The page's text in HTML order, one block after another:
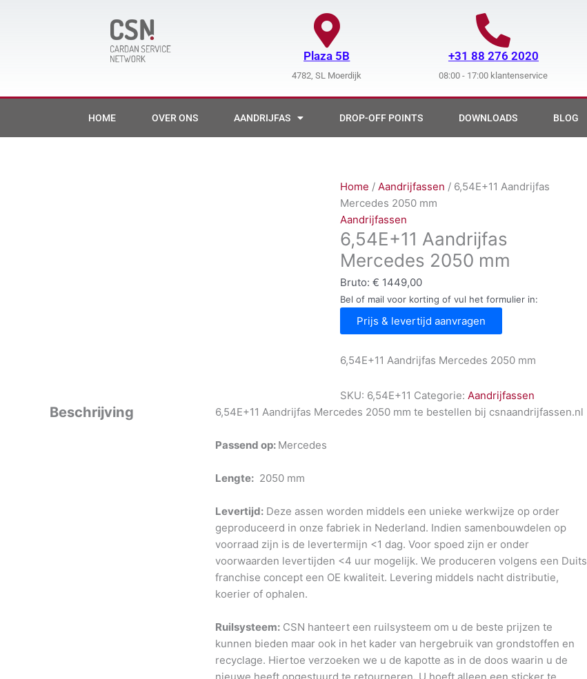
Plaza 5B
4782, SL Moerdijk
+31 88 276 2020
08:00 - 17:00 klantenservice
HOME OVER ONS AANDRIJFAS DROP-OFF POINTS DOWNLOADS BLOG
Home / Aandrijfassen / 6,54E+11 Aandrijfas
Mercedes 2050 mm
Aandrijfassen
6,54E+11 Aandrijfas
Mercedes 2050 mm
Bruto: € 1449,00
Bel of mail voor korting of vul het formulier in:
Prijs & levertijd aanvragen
6,54E+11 Aandrijfas Mercedes 2050 mm
SKU: 6,54E+11 Categorie: Aandrijfassen
Beschrijving 6,54E+11 Aandrijfas Mercedes 2050 mm te bestellen bij csnaandrijfassen.nl
Passend op: Mercedes
Lengte: 2050 mm
Levertijd: Deze assen worden middels een unieke werkwijze op order
geproduceerd in onze fabriek in Nederland. Indien samenbouwdelen op
voorraad zijn is de levertermijn <1 dag. Voor spoed zijn er onder
voorwaarden levertijden <4 uur mogelijk. We produceren volgens een Duits
franchise concept een OE kwaliteit. Levering middels nacht distributie,
koerier of ophalen.
Ruilsysteem: CSN hanteert een ruilsysteem om u de beste prijzen te
kunnen bieden maar ook in het kader van hergebruik van grondstoffen en
recyclage. Hiertoe verzoeken we u de kapotte as in de doos waarin u de
nieuwe heeft opgestuurd te retourneren. U hoeft alleen een sticker te